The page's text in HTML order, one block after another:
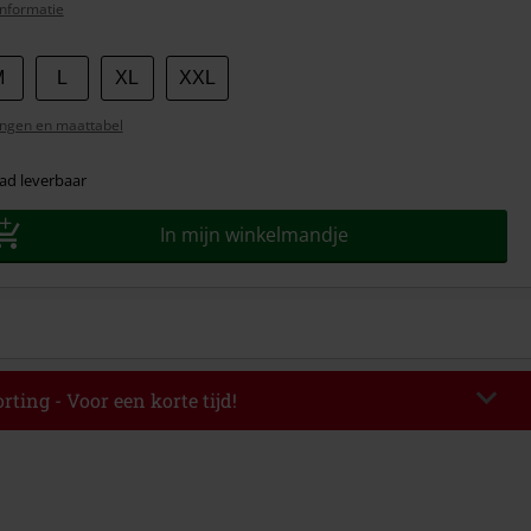
XL XXL
en maattabel
leverbaar
In mijn winkelmandje
- Voor een korte tijd!